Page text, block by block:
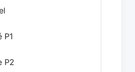
P1
P2